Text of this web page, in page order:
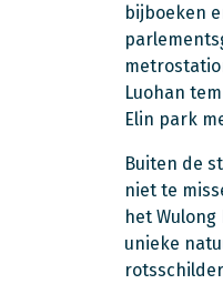
bijboeken
Luohan
Elin park
Buiten de
niet te
het
unieke